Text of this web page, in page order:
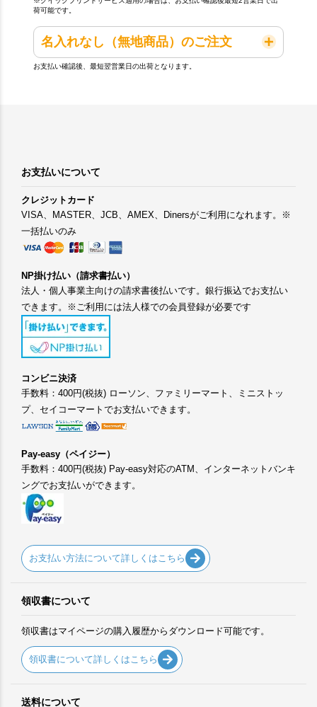
荷可能です。
名入れなし（無地商品）のご注文
お支払い確認後、最短翌営業日の出荷となります。
お支払いについて
クレジットカード
VISA、MASTER、JCB、AMEX、Dinersがご利用になれます。※
一括払いのみ
NP掛け払い（請求書払い）
法人・個人事業主向けの請求書後払いです。銀行振込でお支払い
できます。※ご利用には法人様での会員登録が必要です
コンビニ決済
手数料：400円(税抜) ローソン、ファミリーマート、ミニストッ
プ、セイコーマートでお支払いできます。
Pay-easy（ペイジー）
手数料：400円(税抜) Pay-easy対応のATM、インターネットバンキ
ングでお支払いができます。
お支払い方法について詳しくはこちら
領収書について
領収書はマイページの購入履歴からダウンロード可能です。
領収書について詳しくはこちら
送料について